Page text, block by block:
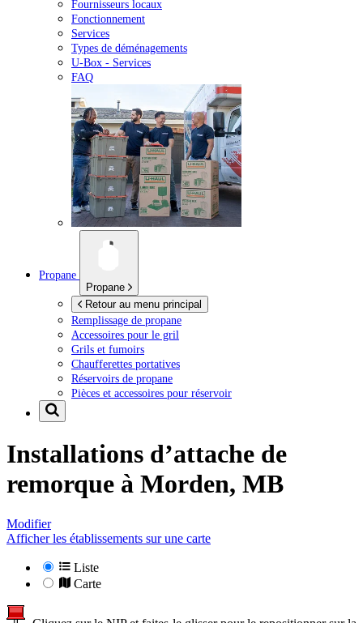
Fournisseurs locaux
Fonctionnement
Services
Types de déménagements
U-Box - Services
FAQ
Propane
Propane
Retour au menu principal
Remplissage de propane
Accessoires pour le gril
Grils et fumoirs
Chaufferettes portatives
Réservoirs de propane
Pièces et accessoires pour réservoir
Installations d’attache de
remorque à Morden, MB
Modifier
Afficher les établissements sur une carte
Liste
Carte